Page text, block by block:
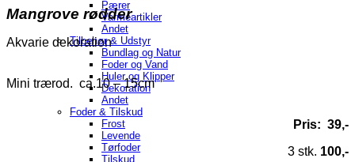
Pærer
Varmeartikler
Andet
Tilbehør & Udstyr
Bundlag og Natur
Foder og Vand
Huler og Klipper
Dekoration
Andet
Foder & Tilskud
Frost
Levende
Tørfoder
Tilskud
Mangrove rødder
Akvarie dekoration
Mini trærod. ca.10 – 15cm
Pris: 39,-
3 stk. 100,-